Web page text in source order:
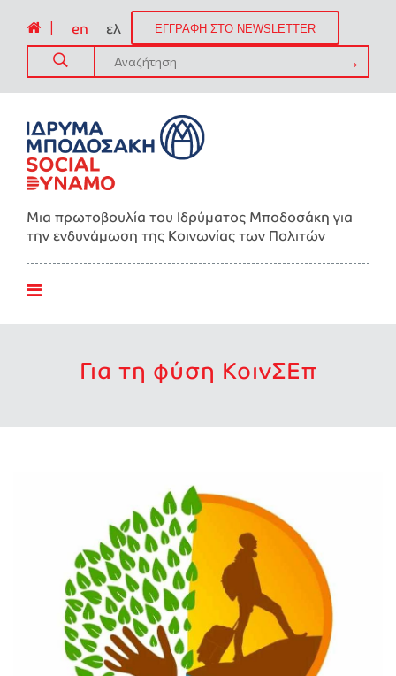
en ελ ΕΓΓΡΑΦΗ ΣΤΟ NEWSLETTER
Μια πρωτοβουλία του Ιδρύματος Μποδοσάκη για
την ενδυνάμωση της Kοινωνίας των Πολιτών
Για τη φύση ΚοινΣΕπ